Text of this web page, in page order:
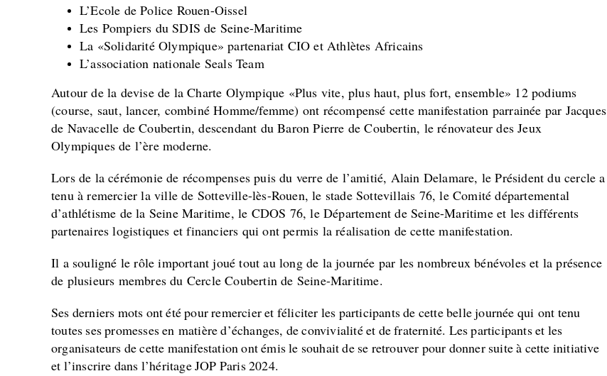
L’Ecole de Police Rouen-Oissel
Les Pompiers du SDIS de Seine-Maritime
La «Solidarité Olympique» partenariat CIO et Athlètes Africains
L’association nationale Seals Team
Autour de la devise de la Charte Olympique «Plus vite, plus haut, plus fort, ensemble» 12 podiums
(course, saut, lancer, combiné Homme/femme) ont récompensé cette manifestation parrainée par Jacques
de Navacelle de Coubertin, descendant du Baron Pierre de Coubertin, le rénovateur des Jeux
Olympiques de l’ère moderne.
Lors de la cérémonie de récompenses puis du verre de l’amitié, Alain Delamare, le Président du cerclea
tenu à remercier la ville de Sotteville-lès-Rouen, le stadeSottevillais 76, le Comitédépartemental
d’athlétisme de la Seine Maritime, le CDOS 76, le Département de Seine-Maritime et les différents
partenaires logistiques et financiers qui ont permis la réalisation de cette manifestation.
Il a souligné le rôle important joué tout au long de la journée par les nombreux bénévoles et la présence
de plusieurs membres du Cercle Coubertin de Seine-Maritime.
Ses derniers mots ontétépourremercieret féliciter les participantsde cettebellejournée qui ont tenu
toutes sespromessesen matièred’échanges, deconvivialitéet defraternité. Lesparticipantset les
organisateurs decette manifestationontémisle souhaitde se retrouver pour donner suiteà cette initiative
et l’inscrire dans l’héritageJOP Paris2024.